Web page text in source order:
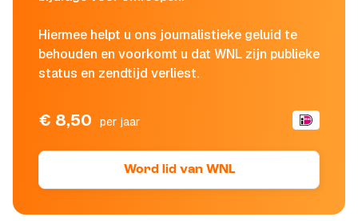
Hiermee helpt u ons journalistieke geluid te
behouden en voorkomt u dat WNL zijn publieke
status en zendtijd verliest.
€ 8,50 per jaar
Word lid van WNL